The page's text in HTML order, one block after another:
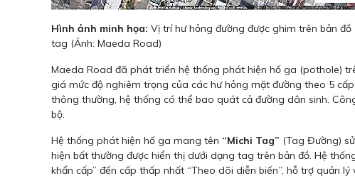
Hình ảnh minh họa: Vị trí hư hỏng đường được ghim trên bản đồ
tag (Ảnh: Maeda Road)
Maeda Road đã phát triển hệ thống phát hiện hố ga (pothole)
giá mức độ nghiêm trọng của các hư hỏng mặt đường theo 5
thông thường, hệ thống có thể bao quát cả đường dân sinh.
bộ.
Hệ thống phát hiện hố ga mang tên “Michi Tag” (Tag Đường)
hiện bất thường được hiển thị dưới dạng tag trên bản đồ. Hệ
khẩn cấp” đến cấp thấp nhất “Theo dõi diễn biến”, hỗ trợ quản